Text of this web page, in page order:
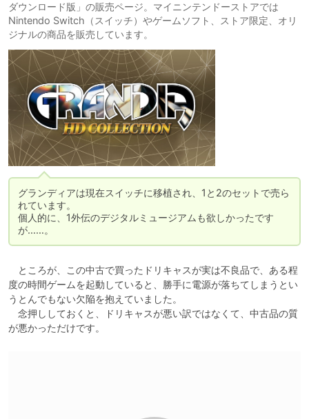
ダウンロード版」の販売ページ。マイニンテンドーストアでは
Nintendo Switch（スイッチ）やゲームソフト、ストア限定、オリ
ジナルの商品を販売しています。
グランディアは現在スイッチに移植され、1と2のセットで売ら
れています。
個人的に、1外伝のデジタルミュージアムも欲しかったです
が……。
ところが、この中古で買ったドリキャスが実は不良品で、ある程
度の時間ゲームを起動していると、勝手に電源が落ちてしまうとい
うとんでもない欠陥を抱えていました。
念押ししておくと、ドリキャスが悪い訳ではなくて、中古品の質
が悪かっただけです。